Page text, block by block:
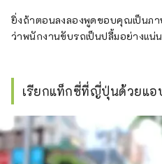
ยิ่งถ้าตอนลงลองพูดขอบคุณเป็นภ
ว่าพนักงานขับรถเป็นปลื้มอย่างแน่
เรียกแท็กซี่ที่ญี่ปุ่นด้วยแอ